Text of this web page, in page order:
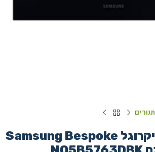
תנורים
תנור משולב מיקרוגל Samsung Bespoke